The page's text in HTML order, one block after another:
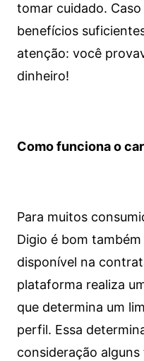
tomar cuidado.
benefícios
atenção: você
dinheiro!
Como funciona o
Para muitos
Digio é bom
disponível na
plataforma realiza
que determina um
perfil. Essa
consideração